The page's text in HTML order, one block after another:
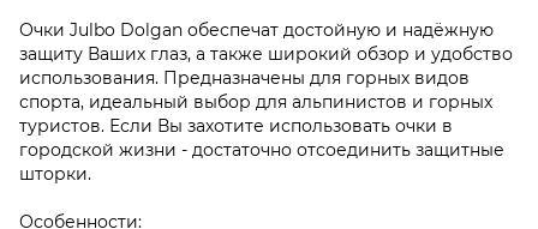
Очки Julbo Dolgan обеспечат достойную и надёжную
защиту Ваших глаз, а также широкий обзор и удобство
использования. Предназначены для горных видов
спорта, идеальный выбор для альпинистов и горных
туристов. Если Вы захотите использовать очки в
городской жизни - достаточно отсоединить защитные
шторки.
Особенности: